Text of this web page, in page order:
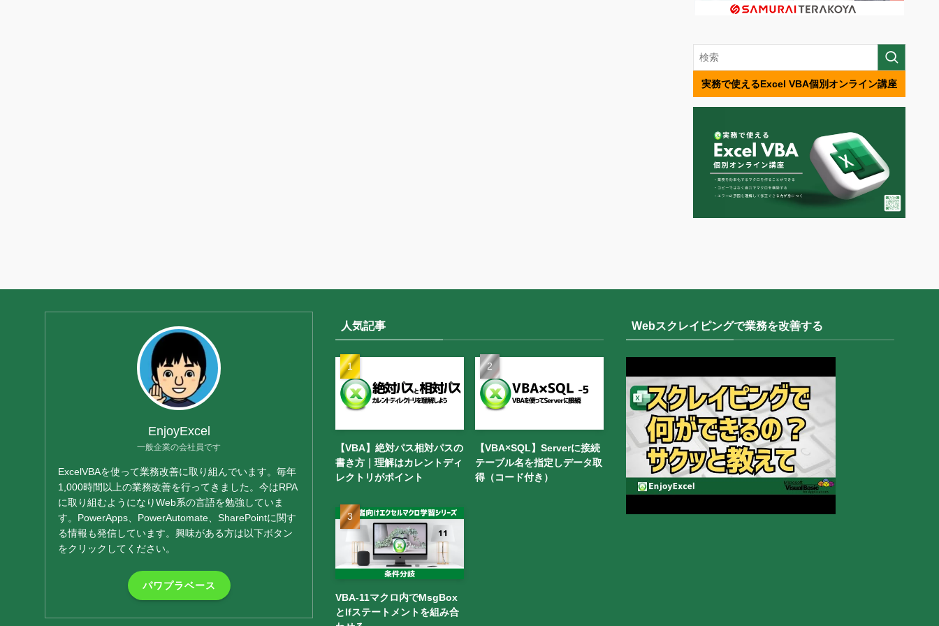
実務で使えるExcel VBA個別オンライン講座
EnjoyExcel
一般企業の会社員です
ExcelVBAを使って業務改善に取り組んでいます。毎年
1,000時間以上の業務改善を行ってきました。今はRPA
に取り組むようになりWeb系の言語を勉強していま
す。PowerApps、PowerAutomate、SharePointに関す
る情報も発信しています。興味がある方は以下ボタン
をクリックしてください。
パワプラベース
人気記事
【VBA】絶対パス相対パスの
書き方｜理解はカレントディ
レクトリがポイント
【VBA×SQL】Serverに接続
テーブル名を指定しデータ取
得（コード付き）
VBA-11マクロ内でMsgBox
とIfステートメントを組み合
Webスクレイピングで業務を改善する